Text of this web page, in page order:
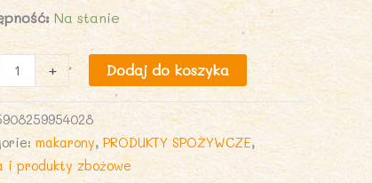
Na stanie
+ Dodaj do koszyka
makarony,PRODUKTY SPOŻYWCZE,
i produkty zbożowe